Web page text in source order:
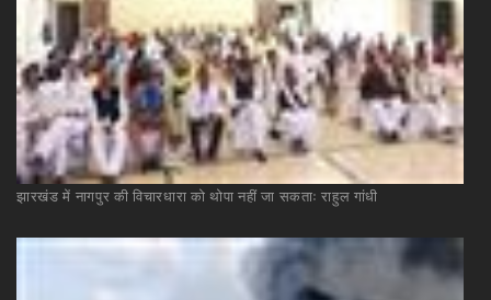
झारखंड में नागपुर की विचारधारा को थोपा नहीं जा सकताः राहुल गांधी